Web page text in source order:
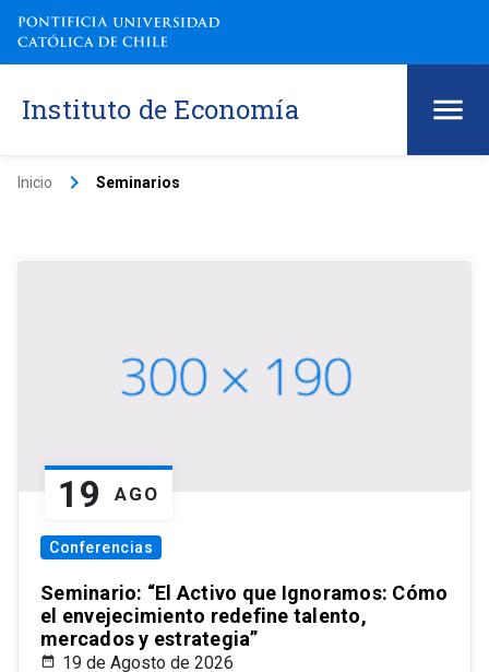
Instituto de Economía
Inicio keyboard_arrow_right Seminarios
19 AGO
Conferencias
Seminario: “El Activo que Ignoramos: Cómo
el envejecimiento redefine talento,
mercados y estrategia”
19 de Agosto de 2026